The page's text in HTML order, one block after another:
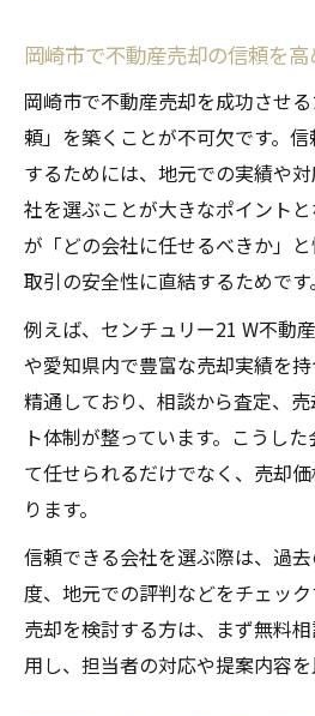
岡崎市で不動産売却の信頼を
岡崎市で不動産売却を成功させ
頼」を築くことが不可欠です。
するためには、地元での実績や
社を選ぶことが大きなポイント
が「どの会社に任せるべきか」
取引の安全性に直結するためです。
例えば、センチュリー21 W不動
や愛知県内で豊富な売却実績を
精通しており、相談から査定、
ト体制が整っています。こうし
て任せられるだけでなく、売却
ります。
信頼できる会社を選ぶ際は、過
度、地元での評判などをチェック
売却を検討する方は、まず無料
用し、担当者の対応や提案内容を